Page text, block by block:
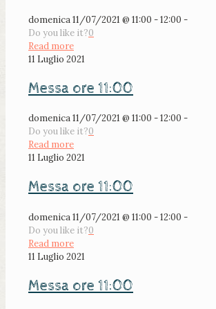
domenica 11/07/2021 @ 11:00 - 12:00 -
Do you like it?0
Read more
11 Luglio 2021
Messa ore 11:00
domenica 11/07/2021 @ 11:00 - 12:00 -
Do you like it?0
Read more
11 Luglio 2021
Messa ore 11:00
domenica 11/07/2021 @ 11:00 - 12:00 -
Do you like it?0
Read more
11 Luglio 2021
Messa ore 11:00